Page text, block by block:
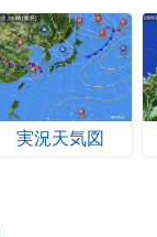
実況天気図